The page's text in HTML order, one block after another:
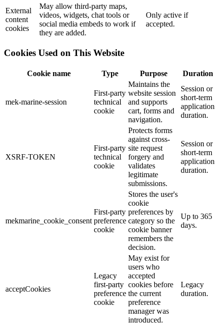
External
content
cookies
May allow third-party maps,
videos, widgets, chat tools or
social media embeds to work if
they are added.
Only active if
accepted.
Cookies Used on This Website
Cookie name Type Purpose Duration
mek-marine-session
First-party
technical
cookie
Maintains the
website session
and supports
cart, forms and
navigation.
Session or
short-term
application
duration.
XSRF-TOKEN
First-party
technical
cookie
Protects forms
against cross-
site request
forgery and
validates
legitimate
submissions.
Session or
short-term
application
duration.
mekmarine_cookie_consent
First-party
preference
cookie
Stores the user's
cookie
preferences by
category so the
cookie banner
remembers the
decision.
Up to 365
days.
acceptCookies
Legacy
first-party
preference
cookie
May exist for
users who
accepted
cookies before
the current
preference
manager was
introduced.
Legacy
duration.